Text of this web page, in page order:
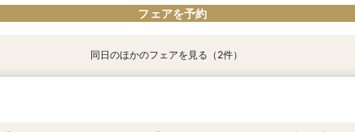
フェアを予約
同日のほかのフェアを見る（2件）